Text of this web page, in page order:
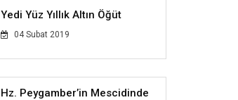
Yedi Yüz Yıllık Altın Öğüt
04 Subat 2019
Hz. Peygamber’in Mescidinde